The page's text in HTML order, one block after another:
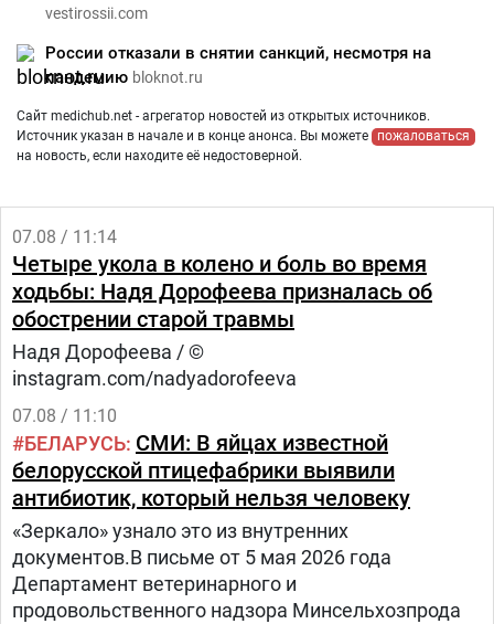
vestirossii.com
России отказали в снятии санкций, несмотря на
пандемию bloknot.ru
Сайт medichub.net - агрегатор новостей из открытых источников.
Источник указан в начале и в конце анонса. Вы можете
пожаловаться
на новость, если находите её недостоверной.
07.08 / 11:14
Четыре укола в колено и боль во время
ходьбы: Надя Дорофеева призналась об
обострении старой травмы
Надя Дорофеева / ©
instagram.com/nadyadorofeeva
07.08 / 11:10
БЕЛАРУСЬ СМИ: В яйцах известной
белорусской птицефабрики выявили
антибиотик, который нельзя человеку
«Зеркало» узнало это из внутренних
документов.В письме от 5 мая 2026 года
Департамент ветеринарного и
продовольственного надзора Минсельхозпрода